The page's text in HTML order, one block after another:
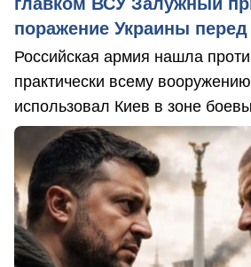
поражение Украины перед
Российская армия нашла
практически всему
использовал Киев в зоне